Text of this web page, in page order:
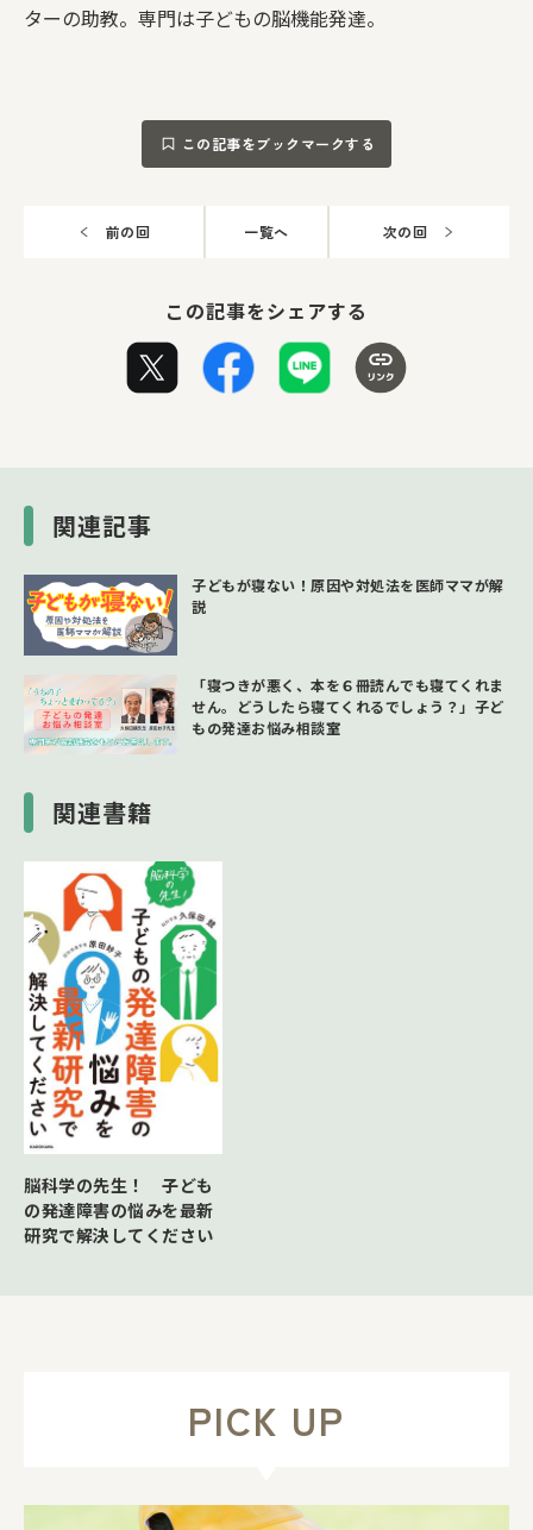
ターの助教。専門は子どもの脳機能発達。
この記事をブックマークする
前の回 一覧へ 次の回
この記事をシェアする
関連記事
子どもが寝ない！原因や対処法を医師ママが解
説
「寝つきが悪く、本を６冊読んでも寝てくれま
せん。どうしたら寝てくれるでしょう？」子ど
もの発達お悩み相談室
関連書籍
脳科学の先生！ 子ども
の発達障害の悩みを最新
研究で解決してください
PICK UP